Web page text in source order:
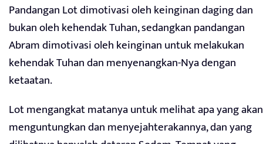
Pandangan Lot dimotivasi oleh keinginan daging dan
bukan oleh kehendak Tuhan, sedangkan pandangan
Abram dimotivasi oleh keinginan untuk melakukan
kehendak Tuhan dan menyenangkan-Nya dengan
ketaatan.
Lot mengangkat matanya untuk melihat apa yang akan
menguntungkan dan menyejahterakannya, dan yang